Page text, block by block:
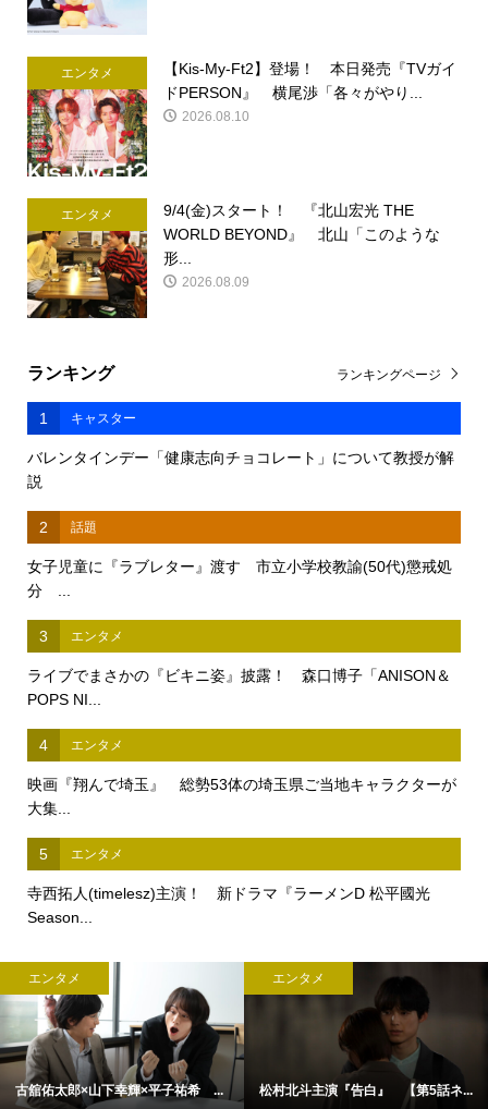
エンタメ
【Kis-My-Ft2】登場！ 本日発売『TVガイ
ドPERSON』 横尾渉「各々がやり...
2026.08.10
エンタメ
9/4(金)スタート！ 『北山宏光 THE
WORLD BEYOND』 北山「このような
形...
2026.08.09
ランキング
1 キャスター
バレンタインデー「健康志向チョコレート」について教授が解
説
2 話題
女子児童に『ラブレター』渡す 市立小学校教諭(50代)懲戒処
分 ...
3 エンタメ
ライブでまさかの『ビキニ姿』披露！ 森口博子「ANISON＆
POPS NI...
4 エンタメ
映画『翔んで埼玉』 総勢53体の埼玉県ご当地キャラクターが
大集...
5 エンタメ
寺西拓人(timelesz)主演！ 新ドラマ『ラーメンD 松平國光
Season...
ランキングページ
エンタメ
古舘佑太郎×山下幸輝×平子祐希 ...
エンタメ
松村北斗主演『告白』 【第5話ネ...